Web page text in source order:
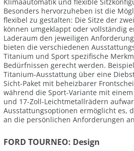
Besonders hervorzuheben ist die
flexibel zu gestalten: Die Sitze der
können umgeklappt oder vollständig
Laderaum den jeweiligen
bieten die verschiedenen
Titanium und Sport spezifische
Bedürfnissen gerecht werden.
Titanium-Ausstattung über eine
Sicht-Paket mit beheizbarer
während die Sport-Variante mit
und 17-Zoll-Leichtmetallrädern
Ausstattungsoptionen ermöglicht es,
an die persönlichen Anforderungen
FORD TOURNEO: Design